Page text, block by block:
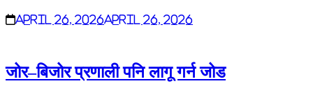
April 26, 2026April 26, 2026
जोर–बिजोर प्रणाली पनि लागू गर्न जोड